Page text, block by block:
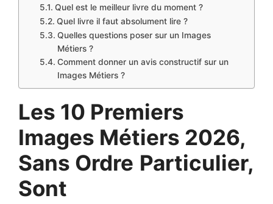
Quel est le meilleur livre du moment ?
Quel livre il faut absolument lire ?
Quelles questions poser sur un Images
Métiers ?
Comment donner un avis constructif sur un
Images Métiers ?
Les 10 Premiers
Images Métiers 2026,
Sans Ordre Particulier,
Sont